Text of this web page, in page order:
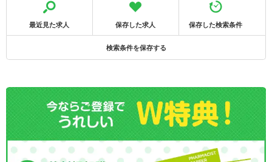
最近見た求人 保存した求人 保存した検索条件
検索条件を保存する